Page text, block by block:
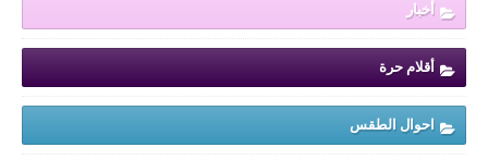
أخبار
أقلام حرة
احوال الطقس